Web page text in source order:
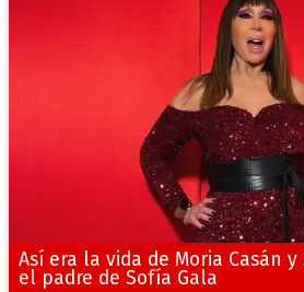
Así era la vida de Moria Casán
el padre de Sofía Gala